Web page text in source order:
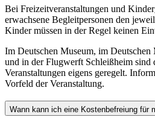
Bei Freizeitveranstaltungen und
erwachsene Begleitpersonen den
Kinder müssen in der Regel keinen
Im Deutschen Museum, im Deutschen
und in der Flugwerft Schleißheim sind
Veranstaltungen eigens geregelt.
Vorfeld der Veranstaltung.
Wann kann ich eine Kostenbefreiung für